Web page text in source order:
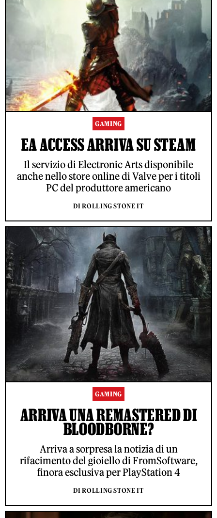
GAMING
EA ACCESS ARRIVA SU STEAM
Il servizio di Electronic Arts disponibile
anche nello store online di Valve per i titoli
PC del produttore americano
DI ROLLING STONE IT
GAMING
ARRIVA UNA REMASTERED DI
BLOODBORNE?
Arriva a sorpresa la notizia di un
rifacimento del gioiello di FromSoftware,
finora esclusiva per PlayStation 4
DI ROLLING STONE IT